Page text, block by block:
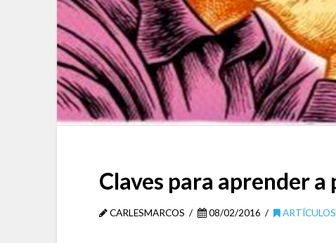
Claves para aprender a
CARLESMARCOS 08/02/2016 ARTÍCULOS